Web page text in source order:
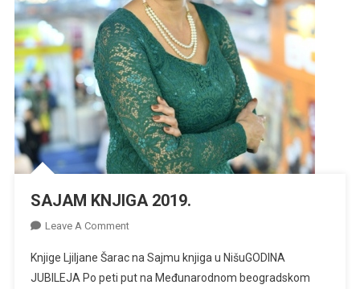
SAJAM KNJIGA 2019.
Leave A CommentOn
KNJIGA
2019.
Knjige Ljiljane Šarac na Sajmu knjiga u NišuGODINA
JUBILEJA Po peti put na Međunarodnom beogradskom